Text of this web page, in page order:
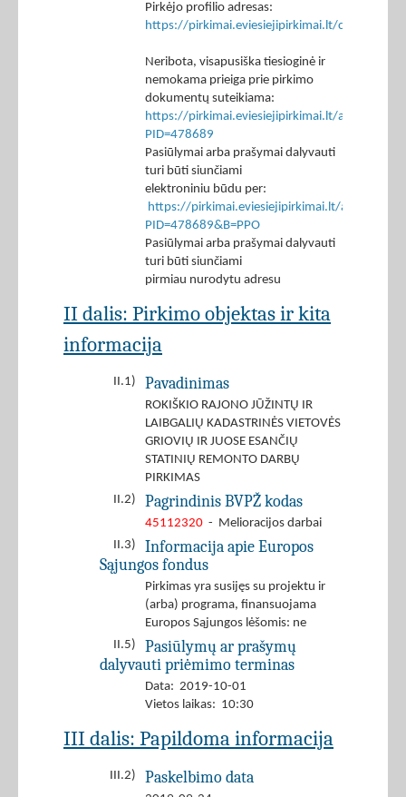
Pirkėjo profilio adresas:
https://pirkimai.eviesiejipirkimai.lt/ctm/
Neribota, visapusiška tiesioginė ir
nemokama prieiga prie pirkimo
dokumentų suteikiama:
https://pirkimai.eviesiejipirkimai.lt/app/rfq/
PID=478689
Pasiūlymai arba prašymai dalyvauti
turi būti siunčiami
elektroniniu būdu per:
https://pirkimai.eviesiejipirkimai.lt/app/rfq/
PID=478689&B=PPO
Pasiūlymai arba prašymai dalyvauti
turi būti siunčiami
pirmiau nurodytu adresu
II dalis: Pirkimo objektas ir kita
informacija
II.1) Pavadinimas
ROKIŠKIO RAJONO JŪŽINTŲ IR
LAIBGALIŲ KADASTRINĖS VIETOVĖS
GRIOVIŲ IR JUOSE ESANČIŲ
STATINIŲ REMONTO DARBŲ
PIRKIMAS
II.2)
Pagrindinis BVPŽ kodas
45112320 - Melioracijos darbai
II.3)
Informacija apie Europos
Sąjungos fondus
Pirkimas yra susijęs su projektu ir
(arba) programa, finansuojama
Europos Sąjungos lėšomis: ne
II.5)
Pasiūlymų ar prašymų
dalyvauti priėmimo terminas
Data: 2019-10-01
Vietos laikas: 10:30
III dalis: Papildoma informacija
III.2) Paskelbimo data